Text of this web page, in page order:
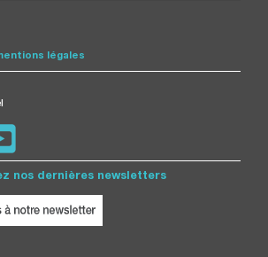
légales
nos dernières newsletters